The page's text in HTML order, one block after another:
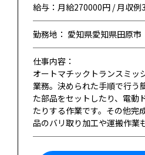
給与：月給270000円 / 月収例
勤務地： 愛知県愛知県田原市
仕事内容：
オートマチックトランスミッ
業務。決められた手順で行う
た部品をセットしたり、電動
たりする作業です。その他完
品のバリ取り加工や運搬作業